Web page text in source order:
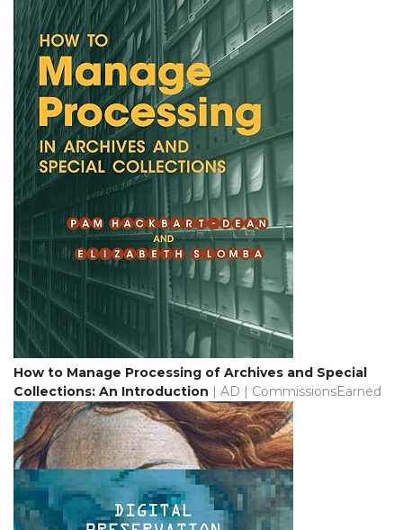
How to Manage Processing of Archives and Special
Collections: An Introduction | AD | CommissionsEarned